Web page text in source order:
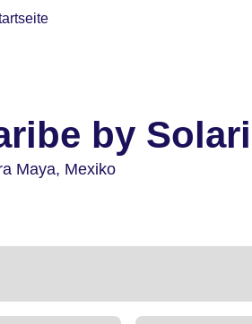
by
Maya, Mexiko